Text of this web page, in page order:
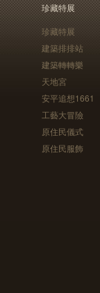
珍藏特展
珍藏特展
建築排排站
建築轉轉樂
天地宮
安平追想1661
工藝大冒險
原住民儀式
原住民服飾